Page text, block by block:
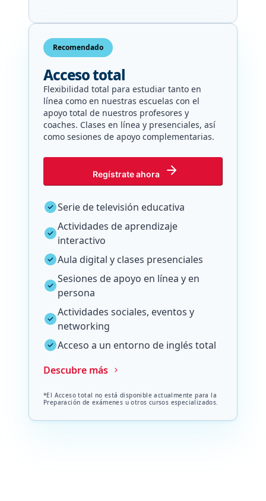
Recomendado
Acceso total
Flexibilidad total para estudiar tanto en
línea como en nuestras escuelas con el
apoyo total de nuestros profesores y
coaches. Clases en línea y presenciales, así
como sesiones de apoyo complementarias.
Regístrate ahora
Serie de televisión educativa
Actividades de aprendizaje
interactivo
Aula digital y clases presenciales
Sesiones de apoyo en línea y en
persona
Actividades sociales, eventos y
networking
Acceso a un entorno de inglés total
Descubre más
*El Acceso total no está disponible actualmente para la
Preparación de exámenes u otros cursos especializados.